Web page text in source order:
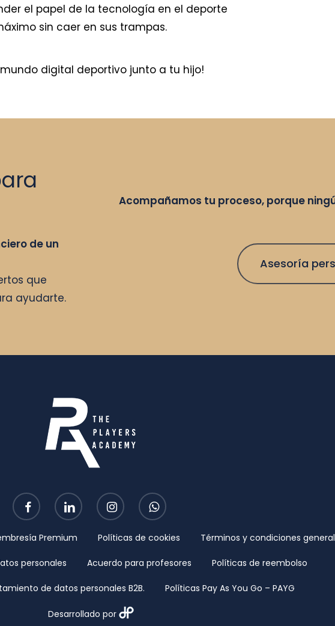
el papel de la tecnología en el deporte
sin caer en sus trampas.
digital deportivo junto a tu hijo!
de un
que
ayudarte.
Acompañamos tu proceso, porque
Asesoría
facebook linkedin instagram whatsapp
Premium Políticas de cookies Términos y condiciones
personales Acuerdo para profesores Políticas de reembolso
de datos personales B2B. Políticas Pay As You Go – PAYG
Desarrollado por